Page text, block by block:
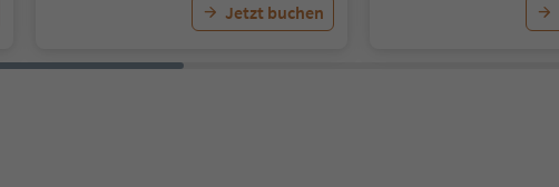
Jetzt buchen